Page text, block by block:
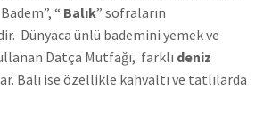
“ Balık” sofraların
Dünyaca ünlü bademini yemek ve
Datça Mutfağı, farklı deniz
Balı ise özellikle kahvaltı ve tatlılarda